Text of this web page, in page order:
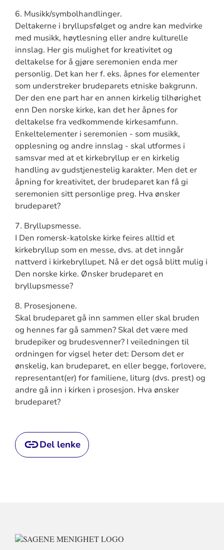
6. Musikk/symbolhandlinger.
Deltakerne i bryllupsfølget og andre kan medvirke
med musikk, høytlesning eller andre kulturelle
innslag. Her gis mulighet for kreativitet og
deltakelse for å gjøre seremonien enda mer
personlig. Det kan her f. eks. åpnes for elementer
som understreker brudeparets etniske bakgrunn.
Der den ene part har en annen kirkelig tilhørighet
enn Den norske kirke, kan det her åpnes for
deltakelse fra vedkommende kirkesamfunn.
Enkeltelementer i seremonien - som musikk,
opplesning og andre innslag - skal utformes i
samsvar med at et kirkebryllup er en kirkelig
handling av gudstjenestelig karakter. Men det er
åpning for kreativitet, der brudeparet kan få gi
seremonien sitt personlige preg. Hva ønsker
brudeparet?
7. Bryllupsmesse.
I Den romersk-katolske kirke feires alltid et
kirkebryllup som en messe, dvs. at det inngår
nattverd i kirkebryllupet. Nå er det også blitt mulig i
Den norske kirke. Ønsker brudeparet en
bryllupsmesse?
8. Prosesjonene.
Skal brudeparet gå inn sammen eller skal bruden
og hennes far gå sammen? Skal det være med
brudepiker og brudesvenner? I veiledningen til
ordningen for vigsel heter det: Dersom det er
ønskelig, kan brudeparet, en eller begge, forlovere,
representant(er) for familiene, liturg (dvs. prest) og
andre gå inn i kirken i prosesjon. Hva ønsker
brudeparet?
Del lenke
KONTAKTINFORMASJON